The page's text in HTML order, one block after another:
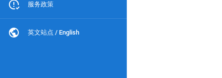
服务政策
英文站点 / English